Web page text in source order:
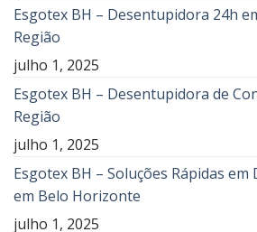
Esgotex BH – Desentupidora 24h
Região
julho 1, 2025
Esgotex BH – Desentupidora de
Região
julho 1, 2025
Esgotex BH – Soluções Rápidas
em Belo Horizonte
julho 1, 2025